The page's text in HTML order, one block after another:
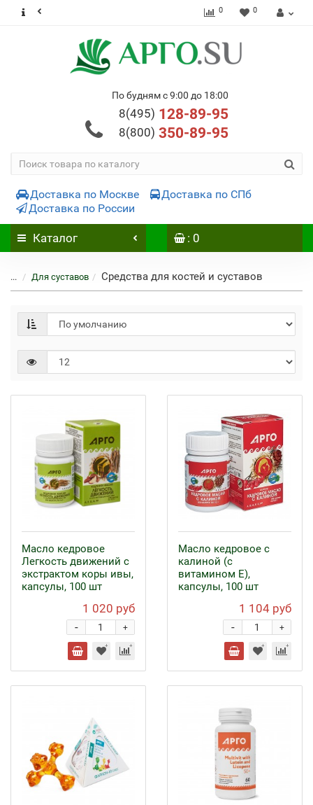
0 0
По будням с 9:00 до 18:00
8(495) 128-89-95
8(800) 350-89-95
Доставка по Москве
Доставка по СПб
Доставка по России
Каталог : 0
... Для суставов Средства для костей и суставов
Масло кедровое
Легкость движений с
экстрактом коры ивы,
капсулы, 100 шт
1 020 руб
+
-
Масло кедровое с
калиной (с
витамином Е),
капсулы, 100 шт
1 104 руб
+
-